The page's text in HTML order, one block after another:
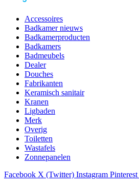
Accessoires
Badkamer nieuws
Badkamerproducten
Badkamers
Badmeubels
Dealer
Douches
Fabrikanten
Keramisch sanitair
Kranen
Ligbaden
Merk
Overig
Toiletten
Wastafels
Zonnepanelen
Facebook X (Twitter) Instagram Pinterest